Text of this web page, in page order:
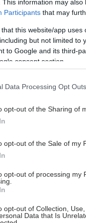
This information may
Participants that may
that this website/app
but not limited to
to Google and its third-
consent section.
Data Processing Opt Outs
opt-out of the Sharing of
opt-out of the Sale of my
opt-out of processing my
opt-out of Collection,
Data that Is
ότι τα
κίνδυνος εξάπλωσης
θεωρείται
ωστόσο ότι είναι
για την
Mazdutide την
σκεύη και υγεία: Τι